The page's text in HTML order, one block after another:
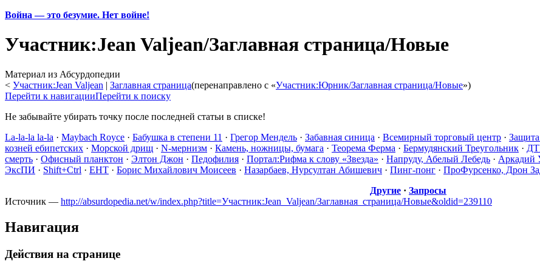
Война — это безумие. Нет войне!
Участник:Jean Valjean/Заглавная страница/Новые
Материал из Абсурдопедии
< Участник:Jean Valjean ‎ | Заглавная страница(перенаправлено с «Участник:Юрник/Заглавная страница/Новые»)
Перейти к навигацииПерейти к поиску
Не забывайте убирать точку после последней статьи в списке!
La-la-la la-la · Maybach Royce‎‎ · Бабушка в степени 11 · Грегор Мендель · Забавная синица · Всемирный торговый центр ·
козней ебипетских · Морской дрищ · N-мернизм · Камень, ножницы, бумага · Теорема Ферма · Бермудянский Треугольник ·
смерть · Офисный планктон · Элтон Джон · Педофилия · Портал:Рифма к слову «Звезда» · Напруду, Абелый Лебедь · Аркадий
ЭксПИ · Shift+Ctrl · ЕНТ · Борис Михайлович Моисеев · Назарбаев, Нурсултан Абишевич · Пинг-понг · ПроФурсенко, Дрон
Другие · Запросы
Источник — http://absurdopedia.net/w/index.php?title=Участник:Jean_Valjean/Заглавная_страница/Новые&oldid=239110
Навигация
Действия на странице